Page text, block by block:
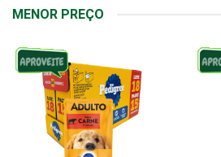
MENOR PREÇO